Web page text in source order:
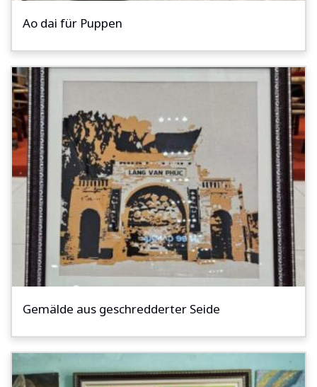
Ao dai für Puppen
Gemälde aus geschredderter Seide